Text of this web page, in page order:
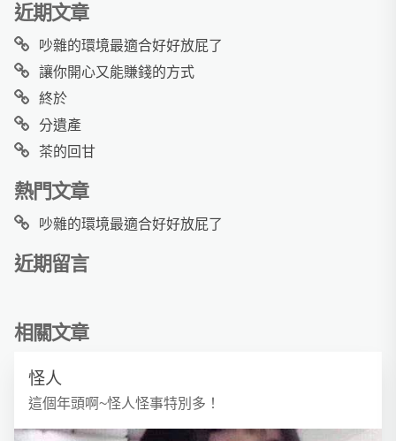
近期文章
吵雜的環境最適合好好放屁了
讓你開心又能賺錢的方式
終於
分遺產
茶的回甘
熱門文章
吵雜的環境最適合好好放屁了
近期留言
相關文章
怪人
這個年頭啊~怪人怪事特別多！